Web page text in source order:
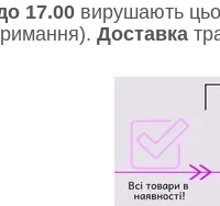
17.00 вирушають
Доставка